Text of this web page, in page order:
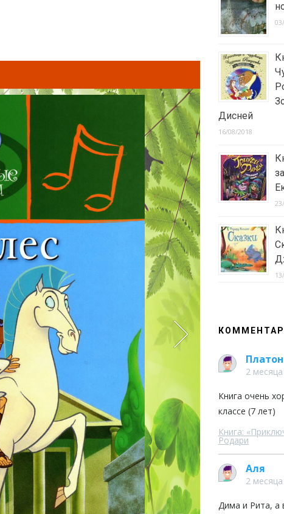
Дисней
16/08/2018
Платон
2
Книга очень
классе (7 лет)
Книга:
Родари
Аля
2
Дима и Рита, а